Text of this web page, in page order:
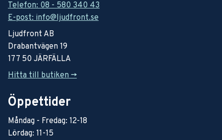
Telefon: 08 - 580 340 43
E-post: info@ljudfront.se
Ljudfront AB
Drabantvägen 19
177 50 JÄRFÄLLA
Hitta till butiken ->
Öppettider
Måndag - Fredag: 12-18
Lördag: 11-15